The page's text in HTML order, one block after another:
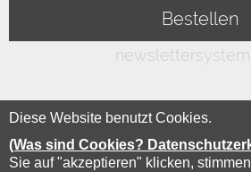
Diese Website benutzt Cookies.
(Was sind Cookies?
Sie auf "akzeptieren" klicken,